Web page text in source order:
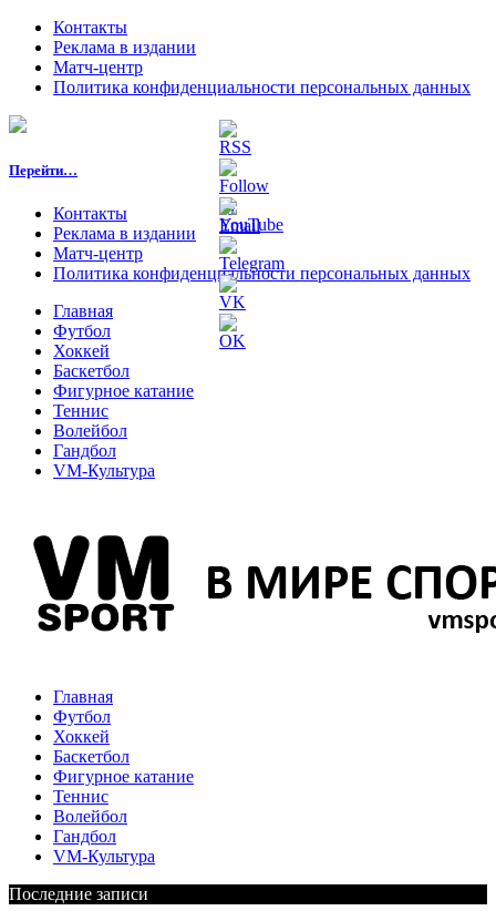
Контакты
Реклама в издании
Матч-центр
Политика конфиденциальности персональных данных
Перейти…
Контакты
Реклама в издании
Матч-центр
Политика конфиденциальности персональных данных
Главная
Футбол
Хоккей
Баскетбол
Фигурное катание
Теннис
Волейбол
Гандбол
VM-Культура
Главная
Футбол
Хоккей
Баскетбол
Фигурное катание
Теннис
Волейбол
Гандбол
VM-Культура
Последние записи